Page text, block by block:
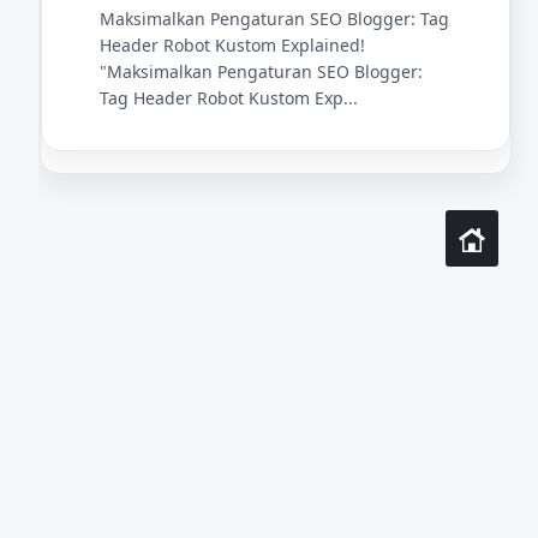
Maksimalkan Pengaturan SEO Blogger: Tag
Header Robot Kustom Explained!
"Maksimalkan Pengaturan SEO Blogger:
Tag Header Robot Kustom Exp...